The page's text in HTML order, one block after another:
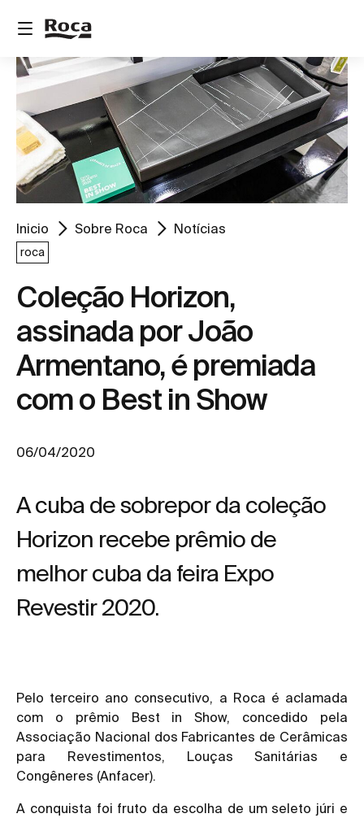
Inicio Sobre Roca Notícias
roca
Coleção Horizon,
assinada por João
Armentano, é premiada
com o Best in Show
06/04/2020
A cuba de sobrepor da coleção
Horizon recebe prêmio de
melhor cuba da feira Expo
Revestir 2020.
Pelo terceiro ano consecutivo, a Roca é aclamada
com o prêmio Best in Show, concedido pela
Associação Nacional dos Fabricantes de Cerâmicas
para Revestimentos, Louças Sanitárias e
Congêneres (Anfacer).
A conquista foi fruto da escolha de um seleto júri e